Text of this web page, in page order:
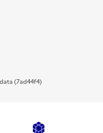
(7ad44f4)